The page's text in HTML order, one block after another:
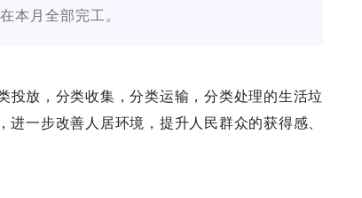
本月全部完工。
放，分类收集，分类运输，分类处理的生活垃
一步改善人居环境，提升人民群众的获得感、